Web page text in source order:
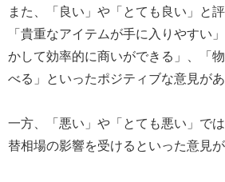
また、「良い」や「とても良い」と
「貴重なアイテムが手に入りやすい
かして効率的に商いができる」、「
べる」といったポジティブな意見があ
一方、「悪い」や「とても悪い」で
替相場の影響を受けるといった意見